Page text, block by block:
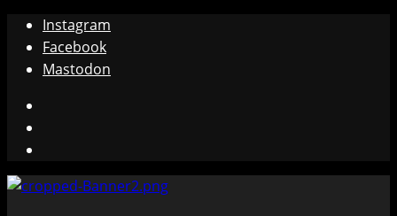
Zum
Inhalt
springen
Instagram
Facebook
Mastodon